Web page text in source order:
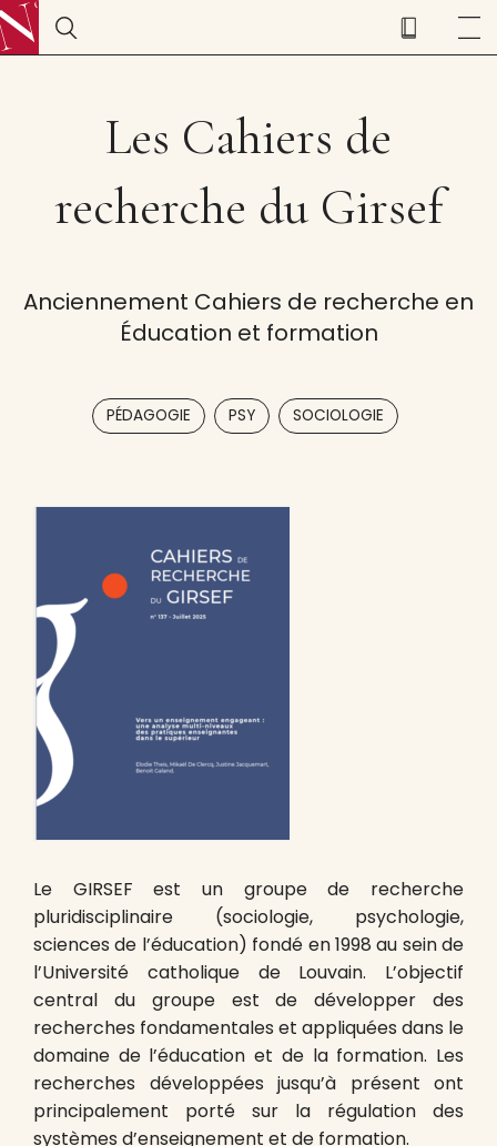
Les Cahiers de
recherche du Girsef
Anciennement Cahiers de recherche en
Éducation et formation
PÉDAGOGIE , PSY , SOCIOLOGIE
Le GIRSEF est un groupe de recherche
pluridisciplinaire (sociologie, psychologie,
sciences de l’éducation) fondé en 1998 au sein de
l’Université catholique de Louvain. L’objectif
central du groupe est de développer des
recherches fondamentales et appliquées dans le
domaine de l’éducation et de la formation. Les
recherches développées jusqu’à présent ont
principalement porté sur la régulation des
systèmes d’enseignement et de formation.